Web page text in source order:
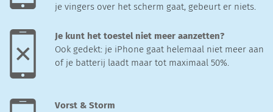
je vingers over het scherm gaat, gebeurt er niets.
Je kunt het toestel niet meer aanzetten?
Ook gedekt: je iPhone gaat helemaal niet meer aan
of je batterij laadt maar tot maximaal 50%.
Vorst & Storm